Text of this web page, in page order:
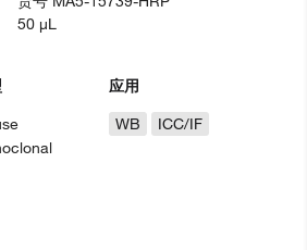
应用
WB
ICC/IF
50 µL